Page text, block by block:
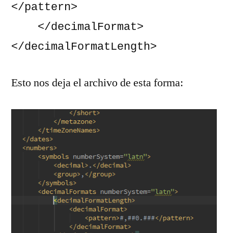
</pattern>
</decimalFormatLength>
Esto nos deja el archivo de esta forma: